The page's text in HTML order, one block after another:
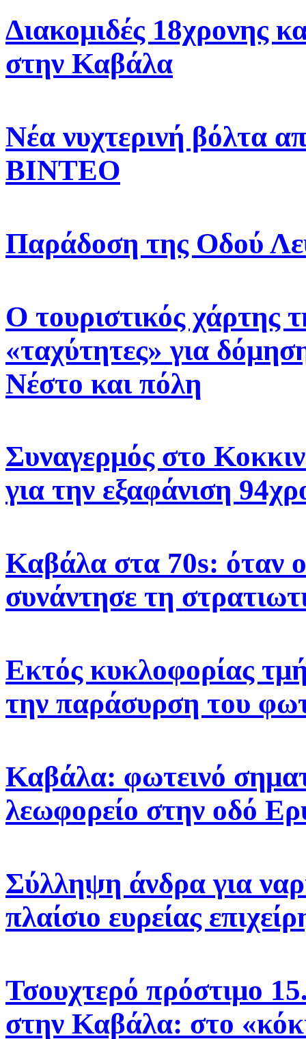
Διακομιδές 18χρονης
στην Καβάλα
Νέα νυχτερινή βόλτα
ΒΙΝΤΕΟ
Παράδοση της Οδού
Ο τουριστικός χάρτης
«ταχύτητες» για
Νέστο και πόλη
Συναγερμός στο
για την εξαφάνιση
Καβάλα στα 70s: όταν
συνάντησε τη
Εκτός κυκλοφορίας
την παράσυρση του
Καβάλα: φωτεινό
λεωφορείο στην οδό
Σύλληψη άνδρα για
πλαίσιο ευρείας
Τσουχτερό πρόστιμο
στην Καβάλα: στο